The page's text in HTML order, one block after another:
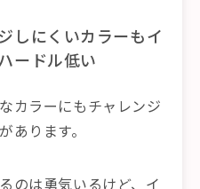
しにくいカラーもイ
ードル低い
カラーにもチャレンジ
あります。
のは勇気いるけど、イ